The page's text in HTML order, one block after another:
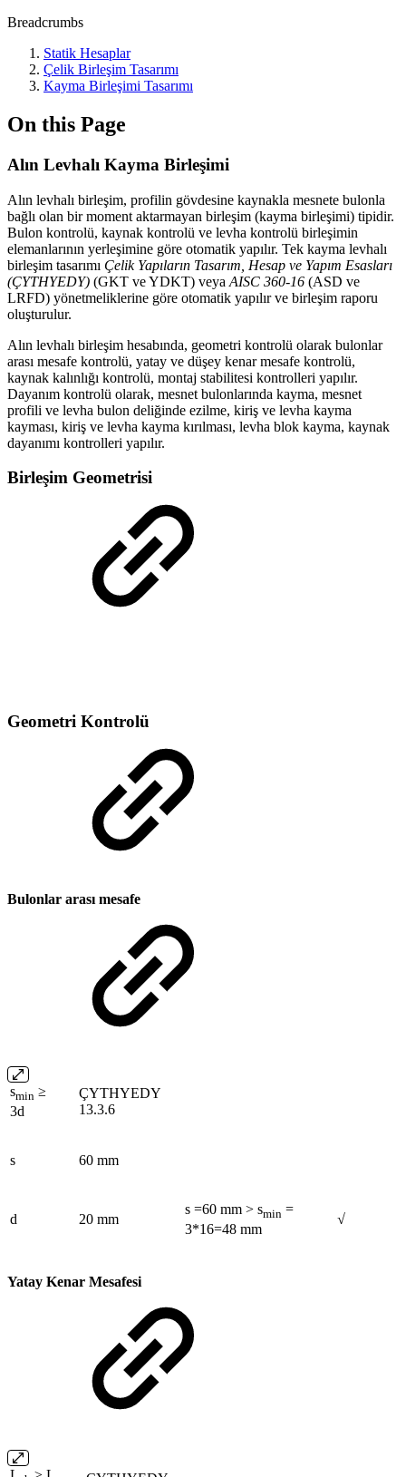
Breadcrumbs
Statik Hesaplar
Çelik Birleşim Tasarımı
Kayma Birleşimi Tasarımı
On this Page
Alın Levhalı Kayma Birleşimi
Alın levhalı birleşim, profilin gövdesine kaynakla mesnete bulonla
bağlı olan bir moment aktarmayan birleşim (kayma birleşimi) tipidir.
Bulon kontrolü, kaynak kontrolü ve levha kontrolü birleşimin
elemanlarının yerleşimine göre otomatik yapılır. Tek kayma levhalı
birleşim tasarımı Çelik Yapıların Tasarım, Hesap ve Yapım Esasları
(ÇYTHYEDY) (GKT ve YDKT) veya AISC 360-16 (ASD ve
LRFD) yönetmeliklerine göre otomatik yapılır ve birleşim raporu
oluşturulur.
Alın levhalı birleşim hesabında, geometri kontrolü olarak bulonlar
arası mesafe kontrolü, yatay ve düşey kenar mesafe kontrolü,
kaynak kalınlığı kontrolü, montaj stabilitesi kontrolleri yapılır.
Dayanım kontrolü olarak, mesnet bulonlarında kayma, mesnet
profili ve levha bulon deliğinde ezilme, kiriş ve levha kayma
kayması, kiriş ve levha kayma kırılması, levha blok kayma, kaynak
dayanımı kontrolleri yapılır.
Birleşim Geometrisi
Geometri Kontrolü
Bulonlar arası mesafe
smin ≥
3d
ÇYTHYEDY
13.3.6
s 60 mm
d 20 mm
s =60 mm > smin =
3*16=48 mm
√
Yatay Kenar Mesafesi